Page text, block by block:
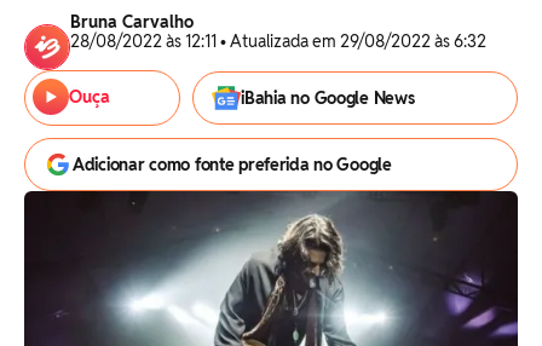
Bruna Carvalho
28/08/2022 às 12:11 • Atualizada em 29/08/2022 às 6:32
Ouça iBahia no Google News
Adicionar como fonte preferida no Google